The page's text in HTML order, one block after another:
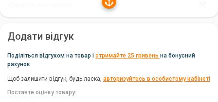
ідеальний вибір для рибалок, які цінують якість та надійність.
коропа.
Додати відгук
Поділіться відгуком на товар і отримайте 25 гривень на бонусний
рахунок
Щоб залишити відгук, будь ласка, авторизуйтесь в особистому кабінеті
Поставте оцінку товару: